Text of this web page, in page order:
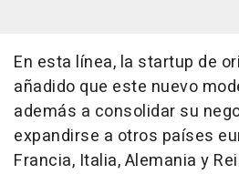
En esta línea, la startup de
añadido que este nuevo
además a consolidar su
expandirse a otros países
Francia, Italia, Alemania y